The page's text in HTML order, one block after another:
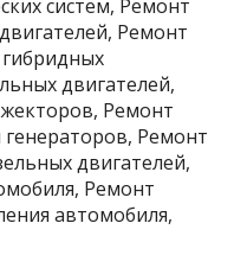
систем, Ремонт
Ремонт
двигателей,
Ремонт
Ремонт
двигателей,
Ремонт
автомобиля,